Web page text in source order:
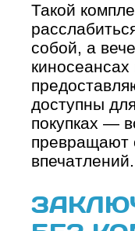
Такой
собой, а
доступны
покупках —
превращают
впечатлений.